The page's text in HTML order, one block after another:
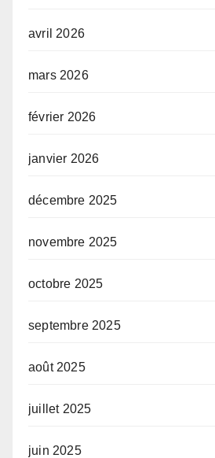
avril 2026
mars 2026
février 2026
janvier 2026
décembre 2025
novembre 2025
octobre 2025
septembre 2025
août 2025
juillet 2025
juin 2025